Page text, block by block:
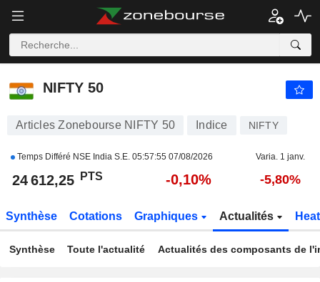
NIFTY 50
NIFTY 50
Articles Zonebourse NIFTY 50 Indice NIFTY
Temps Différé NSE India S.E. 05:57:55 07/08/2026 Varia. 1 janv.
24 612,25 PTS -0,10% -5,80%
Synthèse Cotations Graphiques Actualités
Synthèse Toute l'actualité Actualités des composants de